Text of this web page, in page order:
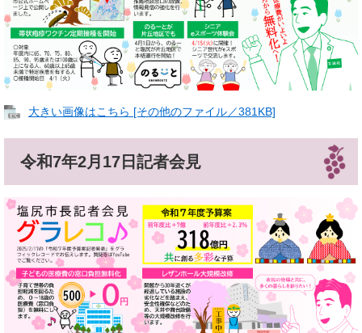
大きい画像はこちら [その他のファイル／381KB]
令和7年2月17日記者会見